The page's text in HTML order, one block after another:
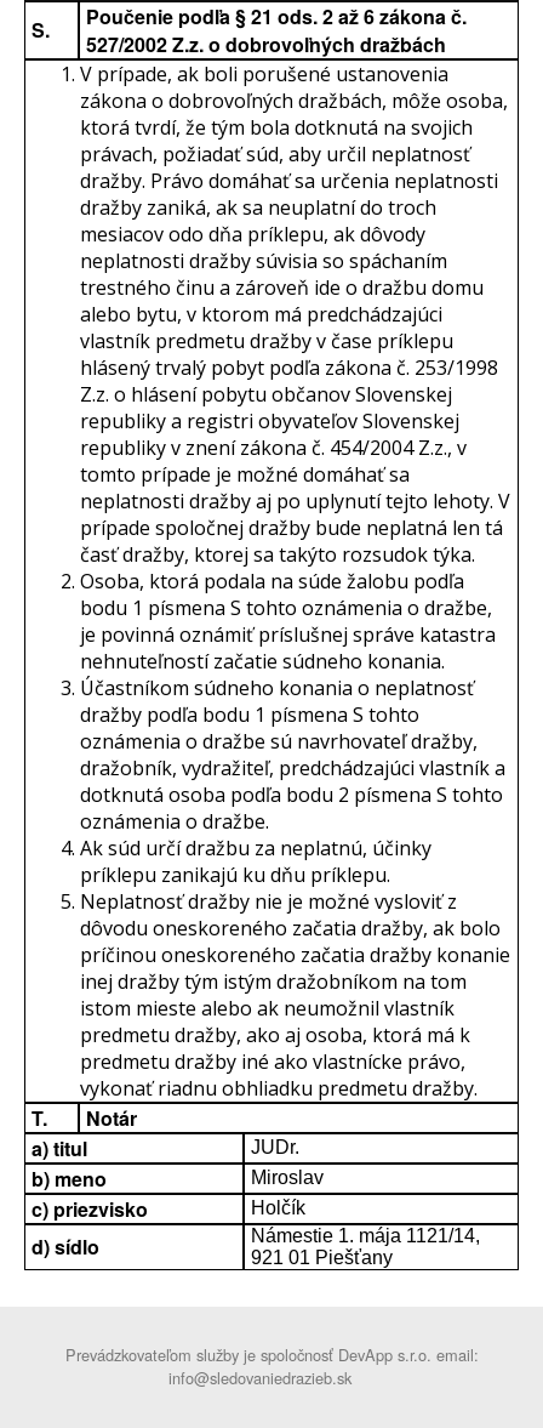
S.
Poučenie podľa § 21 ods. 2 až 6 zákona č.
527/2002 Z.z. o dobrovoľných dražbách
V prípade, ak boli porušené ustanovenia
zákona o dobrovoľných dražbách, môže osoba,
ktorá tvrdí, že tým bola dotknutá na svojich
právach, požiadať súd, aby určil neplatnosť
dražby. Právo domáhať sa určenia neplatnosti
dražby zaniká, ak sa neuplatní do troch
mesiacov odo dňa príklepu, ak dôvody
neplatnosti dražby súvisia so spáchaním
trestného činu a zároveň ide o dražbu domu
alebo bytu, v ktorom má predchádzajúci
vlastník predmetu dražby v čase príklepu
hlásený trvalý pobyt podľa zákona č. 253/1998
Z.z. o hlásení pobytu občanov Slovenskej
republiky a registri obyvateľov Slovenskej
republiky v znení zákona č. 454/2004 Z.z., v
tomto prípade je možné domáhať sa
neplatnosti dražby aj po uplynutí tejto lehoty. V
prípade spoločnej dražby bude neplatná len tá
časť dražby, ktorej sa takýto rozsudok týka.
Osoba, ktorá podala na súde žalobu podľa
bodu 1 písmena S tohto oznámenia o dražbe,
je povinná oznámiť príslušnej správe katastra
nehnuteľností začatie súdneho konania.
Účastníkom súdneho konania o neplatnosť
dražby podľa bodu 1 písmena S tohto
oznámenia o dražbe sú navrhovateľ dražby,
dražobník, vydražiteľ, predchádzajúci vlastník a
dotknutá osoba podľa bodu 2 písmena S tohto
oznámenia o dražbe.
Ak súd určí dražbu za neplatnú, účinky
príklepu zanikajú ku dňu príklepu.
Neplatnosť dražby nie je možné vysloviť z
dôvodu oneskoreného začatia dražby, ak bolo
príčinou oneskoreného začatia dražby konanie
inej dražby tým istým dražobníkom na tom
istom mieste alebo ak neumožnil vlastník
predmetu dražby, ako aj osoba, ktorá má k
predmetu dražby iné ako vlastnícke právo,
vykonať riadnu obhliadku predmetu dražby.
T.
Notár
a) titul
JUDr.
b) meno Miroslav
c) priezvisko Holčík
d) sídlo
Námestie 1. mája 1121/14,
921 01 Piešťany
Prevádzkovateľom služby je spoločnosť DevApp s.r.o. email:
info@sledovaniedrazieb.sk